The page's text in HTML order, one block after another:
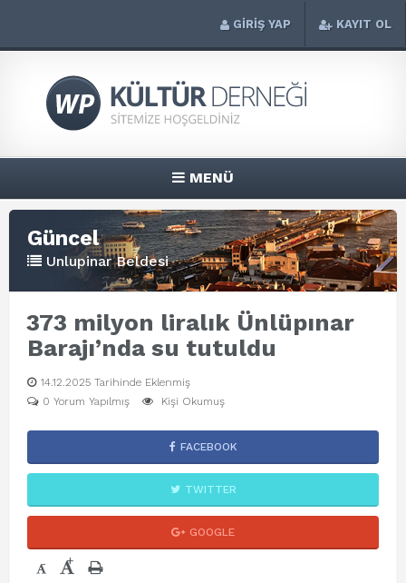
GİRİŞ YAP KAYIT OL
MENÜ
Güncel
Unlupinar Beldesi
373 milyon liralık Ünlüpınar
Barajı’nda su tutuldu
14.12.2025 Tarihinde Eklenmiş
0 Yorum Yapılmış
Kişi Okumuş
FACEBOOK
TWITTER
GOOGLE
- +